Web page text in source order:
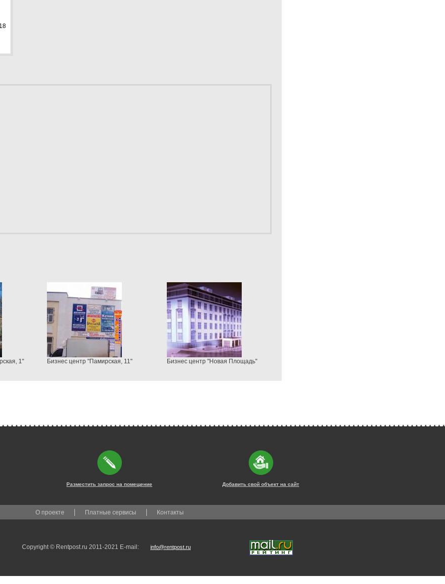
1" Бизнес центр "Памирская, 11" Бизнес центр "Новая Площадь"
Разместить запрос на помещение Добавить свой объект на сайт
О проекте Платные сервисы Контакты
Copyright © Rentpost.ru 2011-2021 E-mail: info@rentpost.ru